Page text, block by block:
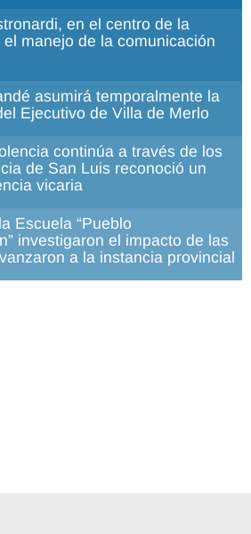
en el centro de la
manejo de la comunicación
asumirá temporalmente la
Ejecutivo de Villa de Merlo
continúa a través de los
de San Luis reconoció un
vicaria
Escuela “Pueblo
investigaron el impacto de las
a la instancia provincial